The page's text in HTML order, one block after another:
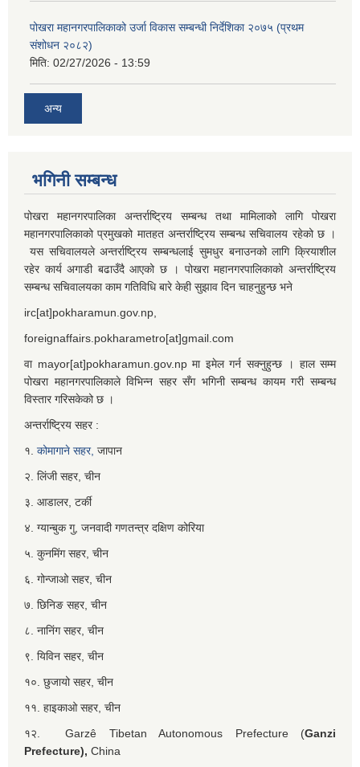
पोखरा महानगरपालिकाको उर्जा विकास सम्बन्धी निर्देशिका २०७५ (प्रथम
संशोधन २०८२)
मिति: 02/27/2026 - 13:59
अन्य
भगिनी सम्बन्ध
पोखरा महानगरपालिका अन्तर्राष्ट्रिय सम्बन्ध तथा मामिलाको लागि पोखरा
महानगरपालिकाको प्रमुखको मातहत अन्तर्राष्ट्रिय सम्बन्ध सचिवालय रहेको छ ।
यस सचिवालयले अन्तर्राष्ट्रिय सम्बन्धलाई सुमधुर बनाउनको लागि क्रियाशील
रहेर कार्य अगाडी बढाउँदै आएको छ । पोखरा महानगरपालिकाको अन्तर्राष्ट्रिय
सम्बन्ध सचिवालयका काम गतिविधि बारे केही सुझाव दिन चाहनुहुन्छ भने
irc[at]pokharamun.gov.np,
foreignaffairs.pokharametro[at]gmail.com
वा mayor[at]pokharamun.gov.np मा इमेल गर्न सक्नुहुन्छ । हाल सम्म
पोखरा महानगरपालिकाले विभिन्न सहर सँग भगिनी सम्बन्ध कायम गरी सम्बन्ध
विस्तार गरिसकेको छ ।
अन्तर्राष्ट्रिय सहर :
१. कोमागाने सहर, जापान
२. लिंजी सहर, चीन
३. आडालर, टर्की
४. ग्यान्बुक गु, जनवादी गणतन्त्र दक्षिण कोरिया
५. कुनमिंग सहर, चीन
६. गोन्जाओ सहर, चीन
७. छिनिङ सहर, चीन
८. नानिंग सहर, चीन
९. यिविन सहर, चीन
१०. छुजायो सहर, चीन
११. हाइकाओ सहर, चीन
१२. Garzê Tibetan Autonomous Prefecture (Ganzi
Prefecture), China